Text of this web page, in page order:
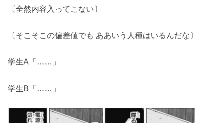
〔全然内容入ってこない〕
〔そこそこの偏差値でも ああいう人種はいるんだな〕
学生A「……」
学生B「……」